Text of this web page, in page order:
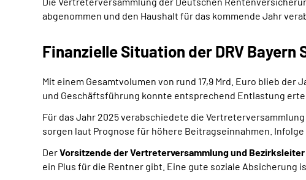
abgenommen und den Haushalt für das kommende Jahr
Finanzielle Situation der DRV Bayern
Mit einem Gesamtvolumen von rund 17,9 Mrd. Euro blieb
und Geschäftsführung konnte entsprechend Entlastung
Für das Jahr 2025 verabschiedete die
sorgen laut Prognose für höhere Beitragseinnahmen.
DerVorsitzende der Vertreterversammlung und
ein Plus für die Rentner gibt. Eine gute soziale Absicherung